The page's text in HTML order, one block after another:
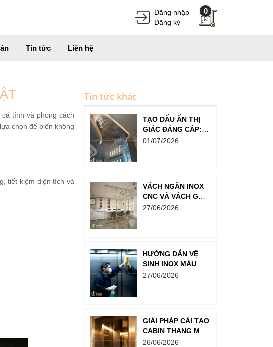
Đăng nhập
Đăng ký
0
Tin tức Liên hệ
tính và phong cách
chọn để biến không
tiết kiệm diện tích và
Tin tức khác
TẠO DẤU ẤN THỊ
GIÁC ĐẲNG CẤP:
TẤM INOX SÓNG
01/07/2026
VÁCH NGĂN INOX
CNC VÀ VÁCH GỖ,
LỰA CHỌN NÀO
27/06/2026
HƯỚNG DẪN VỆ
SINH INOX MÀU
PVD CHUẨN
27/06/2026
GIẢI PHÁP CẢI TẠO
CABIN THANG MÁY
CŨ BẰNG INOX MẠ
26/06/2026